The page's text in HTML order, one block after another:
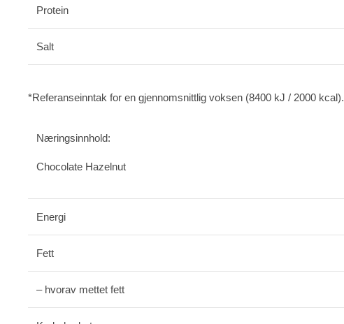
Protein
Salt
*Referanseinntak for en gjennomsnittlig voksen (8400 kJ / 2000 kcal).
Næringsinnhold:
Chocolate Hazelnut
Energi
Fett
– hvorav mettet fett